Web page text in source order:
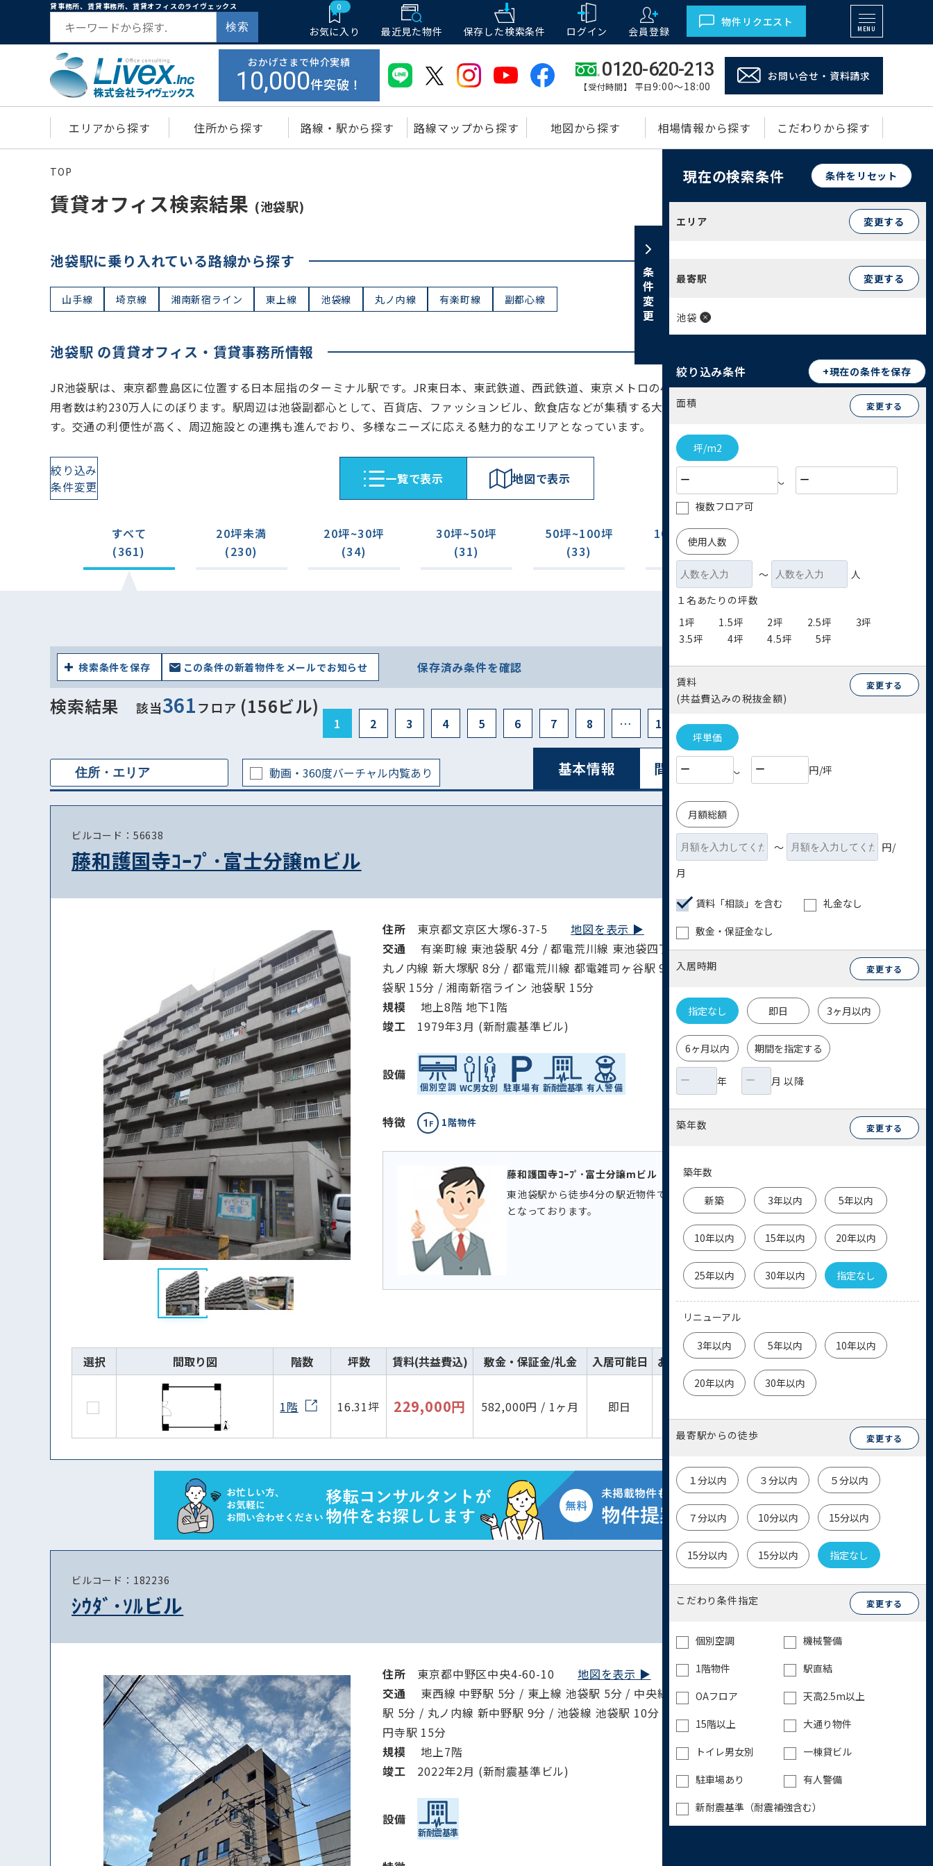
貸事務所、賃貸事務所、賃貸オフィスのライヴェックス
検索
0
お気に入り 最近見た物件 保存した検索条件 ログイン 会員登録
物件リクエスト
MENU
おかげさまで仲介実績
10,000件突破！
0120-620-213
【受付時間】 平日9:00～18:00
お問い合せ・資料請求
エリアから探す 住所から探す 路線・駅から探す 路線マップから探す 地図から探す 相場情報から探す こだわりから探す
TOP
条件変更
現在の検索条件 条件をリセット
エリア 変更する
最寄駅 変更する
池袋
絞り込み条件 +現在の条件を保存
面積 変更する
坪/m2
〜
複数フロア可
使用人数
〜
人
１名あたりの坪数
1坪
1.5坪 2坪 2.5坪
3坪
3.5坪
4坪 4.5坪 5坪
賃料
(共益費込みの税抜金額)
変更する
坪単価
〜 円/坪
月額総額
〜
円/
月
賃料「相談」を含む
礼金なし
敷金・保証金なし
入居時期 変更する
指定なし 即日 3ヶ月以内
6ヶ月以内 期間を指定する
年 月 以降
築年数 変更する
築年数
新築 3年以内 5年以内
10年以内 15年以内 20年以内
25年以内 30年以内 指定なし
リニューアル
3年以内 5年以内 10年以内
20年以内 30年以内
最寄駅からの徒歩 変更する
１分以内 ３分以内 ５分以内
７分以内 10分以内 15分以内
15分以内 15分以内 指定なし
こだわり条件指定 変更する
個別空調
機械警備
1階物件
駅直結
OAフロア
天高2.5m以上
15階以上
大通り物件
トイレ男女別
一棟貸ビル
駐車場あり
有人警備
新耐震基準（耐震補強含む）
住所 路線・駅
賃貸オフィス検索結果 (池袋駅)
池袋駅に乗り入れている路線から探す
山手線 埼京線 湘南新宿ライン 東上線 池袋線 丸ノ内線 有楽町線 副都心線
池袋駅 の賃貸オフィス・賃貸事務所情報
JR池袋駅は、東京都豊島区に位置する日本屈指のターミナル駅です。JR東日本、東武鉄道、西武鉄道、東京メトロの4社8路線が乗り入れており、1日平均の利
用者数は約230万人にのぼります。駅周辺は池袋副都心として、百貨店、ファッションビル、飲食店などが集積する大規模な繁華街・歓楽街が形成されていま
す。交通の利便性が高く、周辺施設との連携も進んでおり、多様なニーズに応える魅力的なエリアとなっています。
絞り込み
条件変更
⼀覧で表⽰ 地図で表⽰
すべて
(361)
20坪未満
(230)
20坪~30坪
(34)
30坪~50坪
(31)
50坪~100坪
(33)
100坪~200坪
(13)
検索条件を保存 この条件の新着物件をメールでお知らせ 保存済み条件を確認
検索結果 該当361フロア (156ビル)
1 2 3 4 5 6 7 8 … 16
動画・360度バーチャル内覧あり 基本情報 間取り図表⽰ リスト表⽰
ビルコード：56638
藤和護国寺ｺｰﾌﾟ･富士分譲mビル
住所 東京都文京区大塚6-37-5地図を表示 ▶︎
交通
有楽町線 東池袋駅 4分 / 都電荒川線 東池袋四丁目駅 4分 / 有楽町線 護国寺駅 5分 /
丸ノ内線 新大塚駅 8分 / 都電荒川線 都電雑司ヶ谷駅 9分 / 山手線 池袋駅 15分 / 埼京線 池
袋駅 15分 / 湘南新宿ライン 池袋駅 15分
規模
地上8階 地下1階
竣⼯ 1979年3月 (新耐震基準ビル)
設備
特徴 1階物件
藤和護国寺ｺｰﾌﾟ･富士分譲mビル
東池袋駅から徒歩4分の駅近物件です。首都高の乗り入れにも便利な立地
となっております。
選択 間取り図 階数 坪数 賃料(共益費込) 敷金・保証金/礼金 入居可能日 お気に入り 詳細 お問い合わせ
1階 16.31坪 229,000円 582,000円 / 1ヶ月 即日
詳細を
ビルコード：182236
ｼｳﾀﾞ･ｿﾙビル
住所 東京都中野区中央4-60-10地図を表示 ▶︎
交通
東西線 中野駅 5分 / 東上線 池袋駅 5分 / 中央線快速 中野駅 5分 / 中央･総武線 中野
駅 5分 / 丸ノ内線 新中野駅 9分 / 池袋線 池袋駅 10分 / 埼京線 池袋駅 11分 / 丸ノ内線 東高
円寺駅 15分
規模
地上7階
竣⼯ 2022年2月 (新耐震基準ビル)
設備